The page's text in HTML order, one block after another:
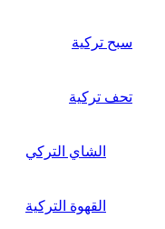
سبح تركية
تحف تركية
الشاي التركي
القهوة التركية